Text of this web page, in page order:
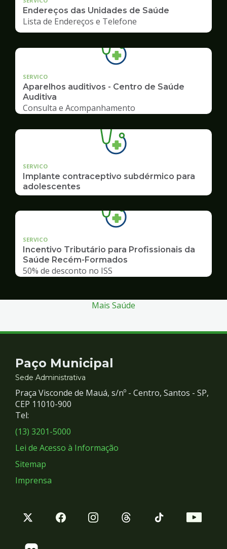
Endereços das Unidades de Saúde
Lista de Endereços e Telefone
SERVICO
Aparelhos auditivos - Centro de Saúde
Auditiva
Consulta e Acompanhamento
SERVICO
Implante contraceptivo subdérmico para
adolescentes
SERVICO
Incentivo Tributário para Profissionais da
Saúde Recém-Formados
50% de desconto no ISS
Mais Saúde
Contato
e
Redes
Sociais
Paço Municipal
Sede Administrativa
Praça Visconde de Mauá, s/nº - Centro, Santos - SP,
CEP 11010-900
Tel:
(13) 3201-5000
Lei de Acesso à Informação
Sitemap
Imprensa